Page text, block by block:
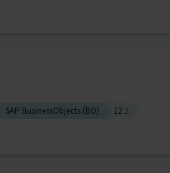
SAP BusinessObjects (BO)
12 J.